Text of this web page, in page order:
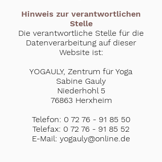
Hinweis zur verantwortlichen
Stelle
Die verantwortliche Stelle für die
Datenverarbeitung auf dieser
Website ist:
YOGAULY, Zentrum für Yoga
Sabine Gauly
Niederhohl 5
76863 Herxheim
Telefon: 0 72 76 - 91 85 50
Telefax: 0 72 76 - 91 85 52
E-Mail: yogauly@online.de